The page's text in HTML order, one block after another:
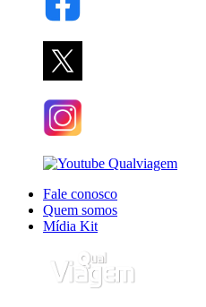
Fale conosco
Quem somos
Mídia Kit